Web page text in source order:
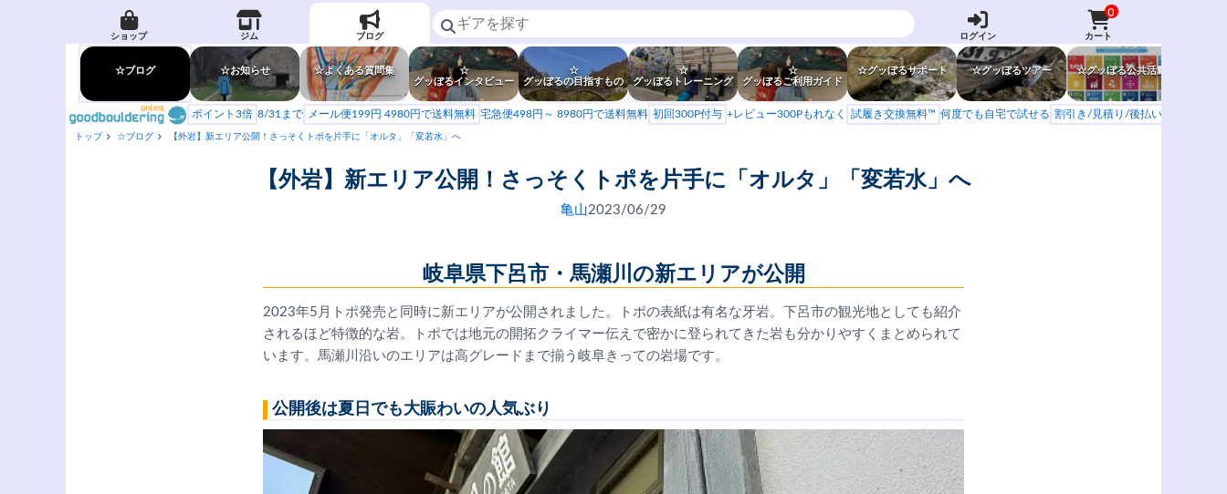
ショップ ジム ブログ ログイン
0
カート
☆ブログ ☆お知らせ ☆よくある質問集
☆
グッぼるインタビュー
☆
グッぼるの目指すもの
☆
グッぼるトレーニング
☆
グッぼるご利用ガイド
☆グッぼるサポート ☆グッぼるツアー ☆グッぼる公共活動
ポイント3倍 8/31まで メール便199円 4980円で送料無料 宅急便498円～ 8980円で送料無料 初回300P付与 +レビュー300Pもれなく 試履き交換無料™ 何度でも自宅で試せる 割引き/見積り/後払い
トップ ☆ブログ 【外岩】新エリア公開！さっそくトポを片手に「オルタ」「変若水」へ
【外岩】新エリア公開！さっそくトポを片手に「オルタ」「変若水」へ
亀山2023/06/29
岐阜県下呂市・馬瀬川の新エリアが公開
2023年5月トポ発売と同時に新エリアが公開されました。トポの表紙は有名な牙岩。下呂市の観光地としても紹介
されるほど特徴的な岩。トポでは地元の開拓クライマー伝えで密かに登られてきた岩も分かりやすくまとめられて
います。馬瀬川沿いのエリアは高グレードまで揃う岐阜きっての岩場です。
公開後は夏日でも大賑わいの人気ぶり